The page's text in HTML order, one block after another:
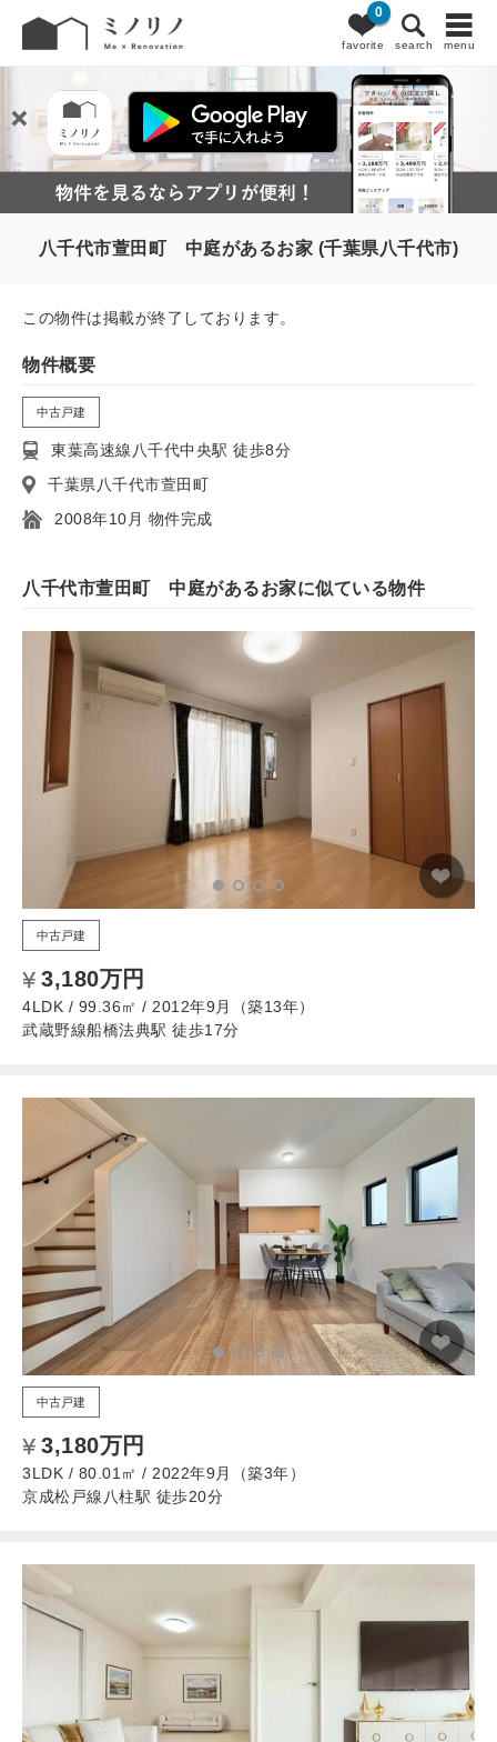
favorite
0
search menu
八千代市萱田町 中庭があるお家 (千葉県八千代市)
この物件は掲載が終了しております。
物件概要
中古戸建
東葉高速線八千代中央駅 徒歩8分
千葉県八千代市萱田町
2008年10月 物件完成
八千代市萱田町 中庭があるお家に似ている物件
中古戸建
3,180万円
4LDK / 99.36㎡ / 2012年9月（築13年）
武蔵野線船橋法典駅 徒歩17分
中古戸建
3,180万円
3LDK / 80.01㎡ / 2022年9月（築3年）
京成松戸線八柱駅 徒歩20分